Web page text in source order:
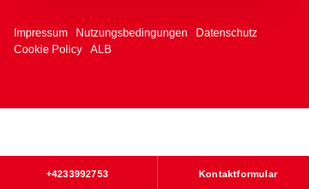
Impressum Nutzungsbedingungen
Datenschutz
Cookie Policy
ALB
+4233992753 Kontaktformular